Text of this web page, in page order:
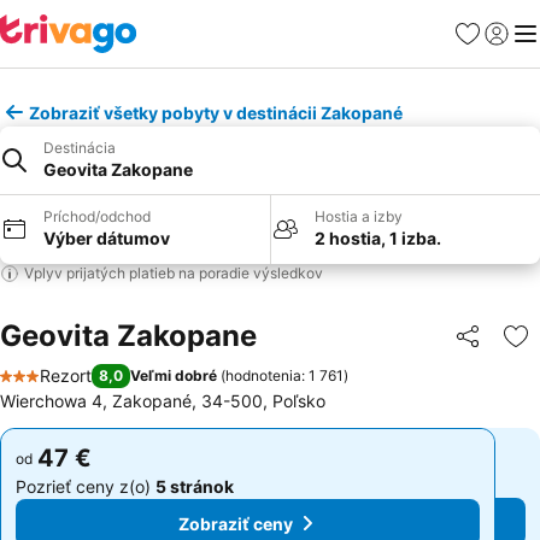
Obľúbené
Zobraziť všetky pobyty v destinácii Zakopané
Destinácia
Geovita Zakopane
Príchod/odchod
Výber dátumov
Hostia a izby
2 hostia, 1 izba.
Vplyv prijatých platieb na poradie výsledkov
Geovita Zakopane Zdieľať
3 Počet hviezdičiek
Rezort 8,0 Veľmi dobré (hodnotenia: 1 761)
Wierchowa 4, Zakopané, 34-500, Poľsko
od 47 €
Pozrieť ceny z(o) 5 stránok
Zobraziť ceny
od 47 €
Pozrieť ceny z(o) 5 stránok
Zobraziť ceny